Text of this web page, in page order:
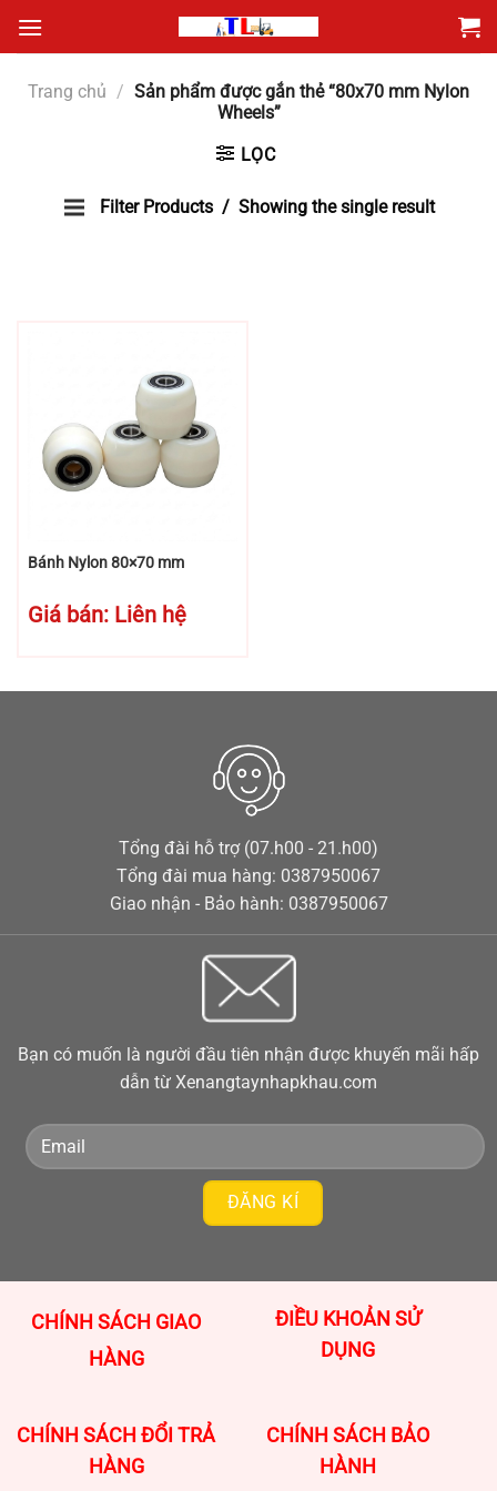
qua
dungTrang chủ / Sản phẩm được gắn thẻ “80x70 mm Nylon
Wheels”
LỌC
Filter Products Showing the single result
Bánh Nylon 80×70 mm
Giá bán: Liên hệ
Tổng đài hỗ trợ (07.h00 - 21.h00)
Tổng đài mua hàng: 0387950067
Giao nhận - Bảo hành: 0387950067
Bạn có muốn là người đầu tiên nhận được khuyến mãi hấp
dẫn từ Xenangtaynhapkhau.com
CHÍNH SÁCH GIAO
HÀNG
ĐIỀU KHOẢN SỬ
DỤNG
CHÍNH SÁCH ĐỔI TRẢ
HÀNG
CHÍNH SÁCH BẢO
HÀNH